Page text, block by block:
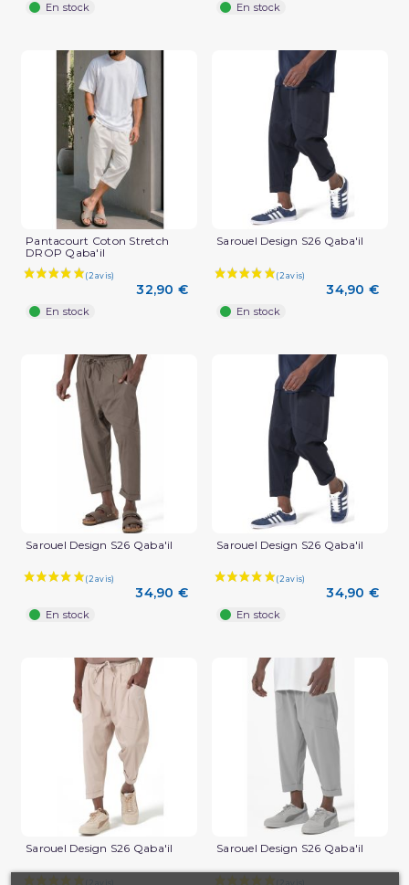
En stock En stock
Pantacourt Coton Stretch
DROP Qaba'il
32,90 €
En stock
Sarouel Design S26 Qaba'il
34,90 €
En stock
Sarouel Design S26 Qaba'il
34,90 €
En stock
Sarouel Design S26 Qaba'il
34,90 €
En stock
Sarouel Design S26 Qaba'il Sarouel Design S26 Qaba'il